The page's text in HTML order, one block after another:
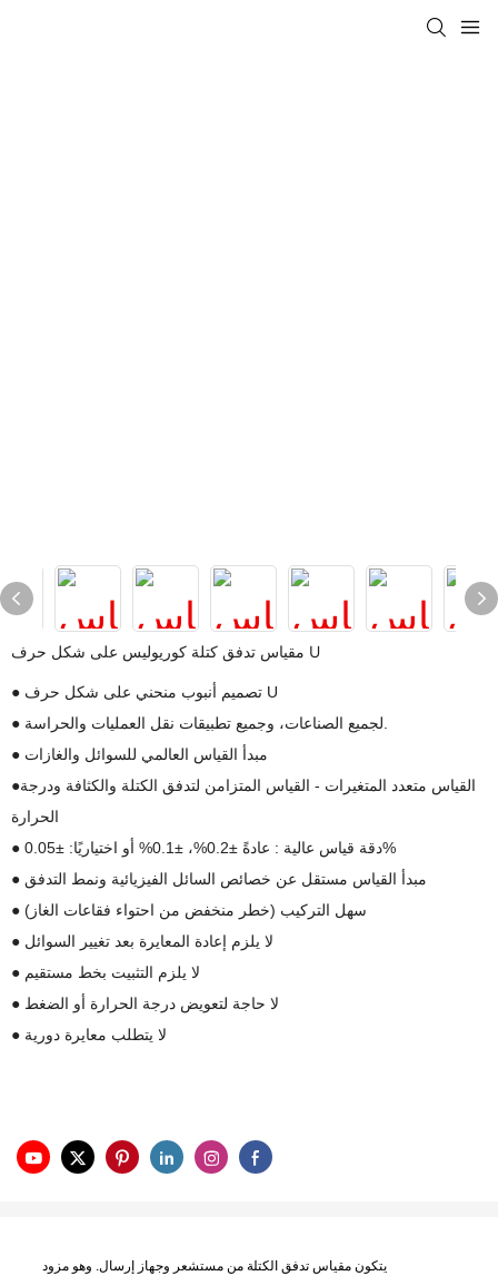
مقياس تدفق كتلة كوريوليس على شكل حرف U
●
U
●
لجميع
●
مبدأ القياس العالمي للسوائل والغازات
●
القياس متعدد المتغيرات - القياس المتزامن لتدفق الكتلة والكثافة ودرجة
الحرارة
●
دقة قياس عالية
: عادةً ±0.2%، ±0.1% أو اختياريًا: ±0.05%
●
مبدأ القياس مستقل عن خصائص السائل الفيزيائية ونمط التدفق
●
سهل التركيب (خطر منخفض من احتواء فقاعات الغاز)
●
لا يلزم إعادة المعايرة بعد تغيير السوائل
●
لا يلزم التثبيت بخط مستقيم
●
لا حاجة لتعويض درجة الحرارة أو الضغط
● لا يتطلب معايرة دورية
يتكون مقياس تدفق الكتلة من مستشعر وجهاز إرسال. وهو مزود